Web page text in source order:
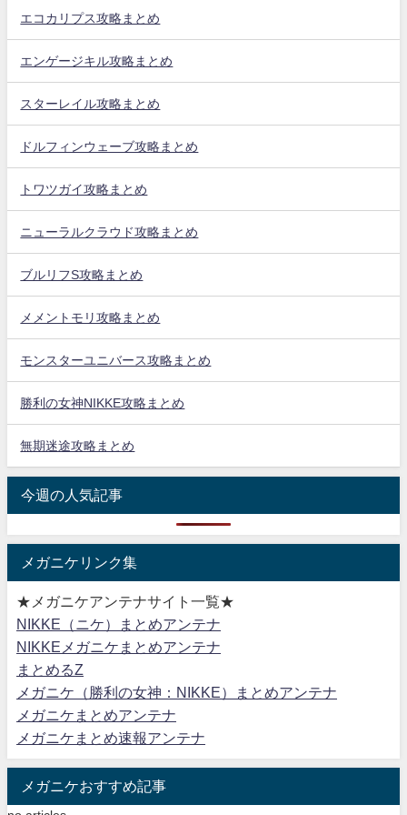
エコカリプス攻略まとめ
エンゲージキル攻略まとめ
スターレイル攻略まとめ
ドルフィンウェーブ攻略まとめ
トワツガイ攻略まとめ
ニューラルクラウド攻略まとめ
ブルリフS攻略まとめ
メメントモリ攻略まとめ
モンスターユニバース攻略まとめ
勝利の女神NIKKE攻略まとめ
無期迷途攻略まとめ
今週の人気記事
メガニケリンク集
★メガニケアンテナサイト一覧★
NIKKE（ニケ）まとめアンテナ
NIKKEメガニケまとめアンテナ
まとめるZ
メガニケ（勝利の女神：NIKKE）まとめアンテナ
メガニケまとめアンテナ
メガニケまとめ速報アンテナ
メガニケおすすめ記事